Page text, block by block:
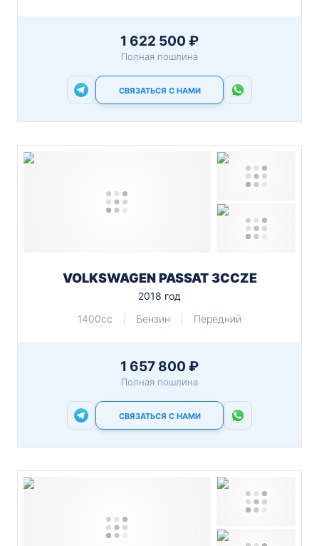
1 622 500 ₽
Полная пошлина
СВЯЗАТЬСЯ С НАМИ
VOLKSWAGEN PASSAT 3CCZE
2018 год
1400cc
Бензин Передний
1 657 800 ₽
Полная пошлина
СВЯЗАТЬСЯ С НАМИ